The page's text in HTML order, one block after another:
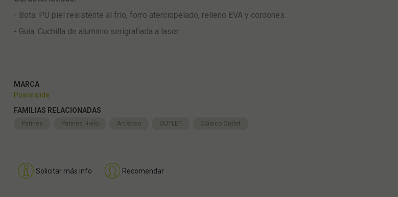
- Bota: PU piel resistente al frío, forro aterciopelado, relleno EVA y cordones.
- Guía: Cuchilla de aluminio serigrafiada a laser
MARCA
Powerslide
FAMILIAS RELACIONADAS
Patines Patines Hielo Artístico OUTLET Clásico Outlet
Solicitar más info Recomendar